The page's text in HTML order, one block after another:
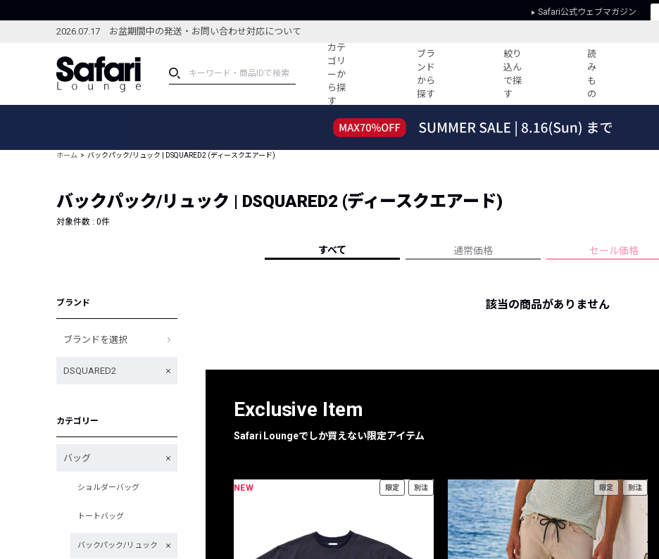
Safari公式ウェブマガジン
2026.07.17 お盆期間中の発送・お問い合わせ対応について
カテ
ゴリ
ーか
ら探
す
ブラ
ンド
から
探す
絞り
込ん
で探
す
読
み
も
の
ブランドから探す
新着アイテム
編集部のおすすめアイテム
特集記事
コーディネート
すべての記事
ーデ紹介
人気記事ランキング
フォーカスブランド
プライバシーポリシー
ホーム バックパック/リュック | DSQUARED2 (ディースクエアード)
バックパック/リュック | DSQUARED2 (ディースクエアード)
対象件数 : 0件
すべて 通常価格 セール価格
ブランド
ブランドを選択
DSQUARED2
カテゴリー
バッグ
ショルダーバッグ
トートバッグ
バックパック/リュック
該当の商品がありません
Exclusive Item
Safari Loungeでしか買えない限定アイテム
NEW 限定 別注 限定 別注